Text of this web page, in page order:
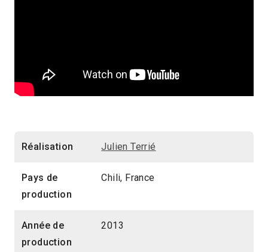
Réalisation Julien Terrié
Pays de
production
Chili, France
Année de
production
2013